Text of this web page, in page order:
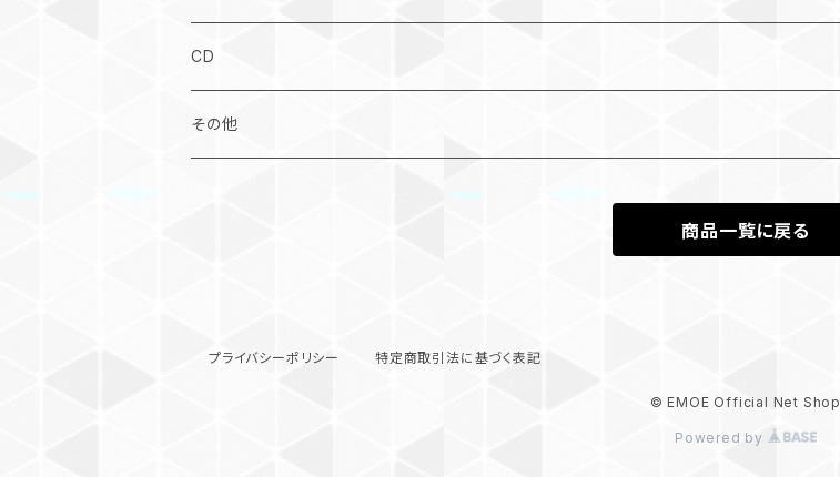
#水曜日のご褒美チェキ
オンラインサイン会
CD
その他
商品一覧に戻る
プライバシーポリシー 特定商取引法に基づく表記
© EMOE Official Net Shop
Powered by